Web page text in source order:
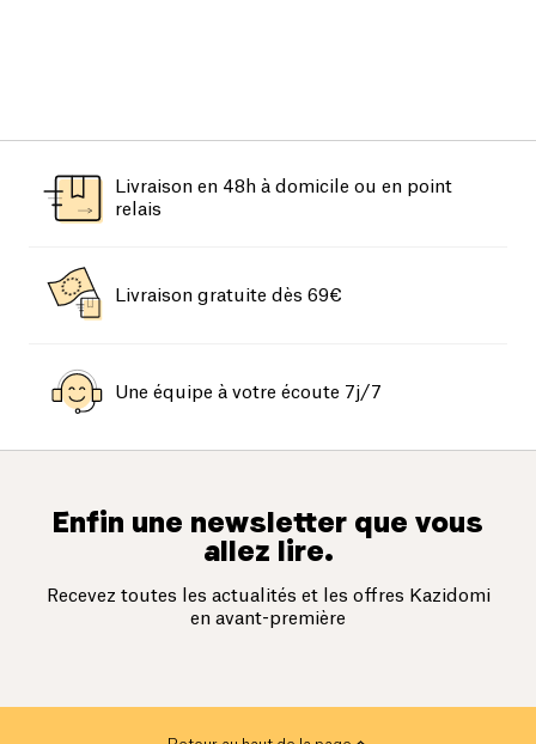
Livraison en 48h à domicile ou en point
relais
Livraison gratuite dès 69€
Une équipe à votre écoute 7j/7
Enfin une newsletter que vous
allez lire.
Recevez toutes les actualités et les offres Kazidomi
en avant-première